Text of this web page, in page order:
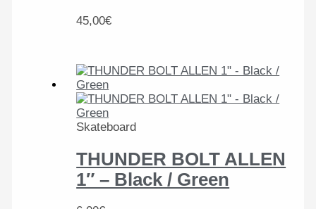
45,00€
Skateboard
THUNDER BOLT ALLEN
1″ – Black / Green